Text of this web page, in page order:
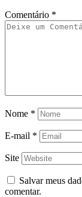
Comentário *
Nome *
E-mail *
Site
Salvar meus
comentar.